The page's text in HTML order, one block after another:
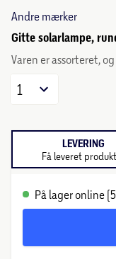
Andre mærker
Gitte solarlampe,
Varen er assorteret,
1
LEVERING
Få leveret
På lager online